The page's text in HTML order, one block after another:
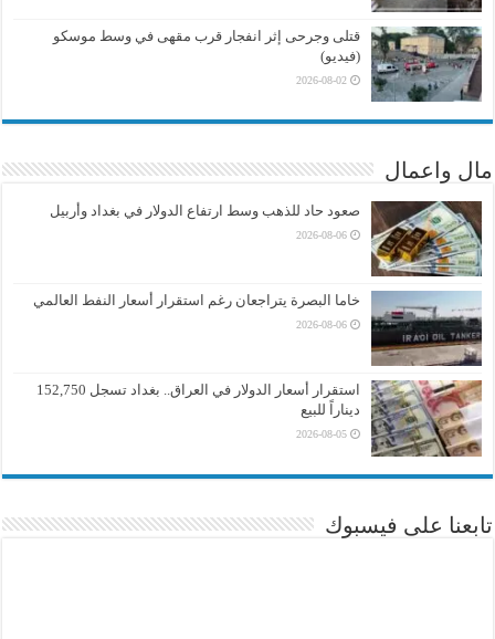
قتلى وجرحى إثر انفجار قرب مقهى في وسط موسكو
(فيديو)
2026-08-02
مال واعمال
صعود حاد للذهب وسط ارتفاع الدولار في بغداد وأربيل
2026-08-06
خاما البصرة يتراجعان رغم استقرار أسعار النفط العالمي
2026-08-06
استقرار أسعار الدولار في العراق.. بغداد تسجل 152,750
ديناراً للبيع
2026-08-05
تابعنا على فيسبوك